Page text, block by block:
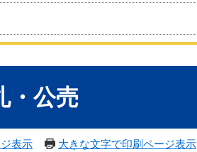
・公売
表示 大きな文字で印刷ページ表示